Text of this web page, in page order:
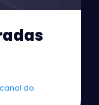
canal do